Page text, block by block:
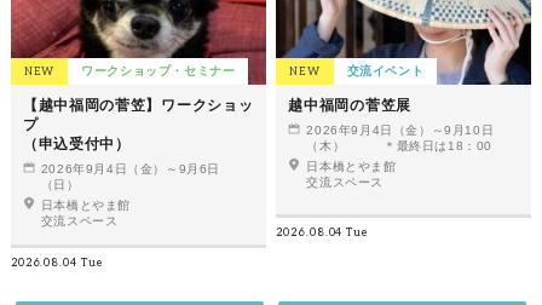
NEW ワークショップ・セミナー
【越中福岡の菅笠】ワークショッ
プ
（申込受付中）
2026年9月4日（金）～9月6日
（日）
日本橋とやま館
交流スペース
2026.08.04 Tue
NEW 交流イベント
越中福岡の菅笠展
2026年9月4日（金）～9月10日
（木） ＊最終日は18：00
日本橋とやま館
交流スペース
2026.08.04 Tue